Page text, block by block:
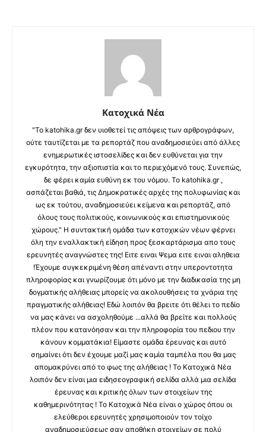
Κατοχικά Νέα
"Το katohika.gr δεν υιοθετεί τις απόψεις των αρθρογράφων,
ούτε ταυτίζεται με τα ρεπορτάζ που αναδημοσιεύει από άλλες
ενημερωτικές ιστοσελίδες και δεν ευθύνεται για την
εγκυρότητα, την αξιοπιστία και το περιεχόμενό τους. Συνεπώς,
δε φέρει καμία ευθύνη εκ του νόμου. Το katohika.gr ,
ασπάζεται βαθιά, τις Δημοκρατικές αρχές της πολυφωνίας και
ως εκ τούτου, αναδημοσιεύει κείμενα και ρεπορτάζ, από
όλους τους πολιτικούς, κοινωνικούς και επιστημονικούς
χώρους." Η συντακτική ομάδα των κατοχικών νέων φέρνει
όλη την εναλλακτική είδηση προς ξεσκαρτάρισμα απο τους
ερευνητές αναγνώστες της! Ειτε ειναι Ψεμα ειτε ειναι αληθεια
!Έχουμε συγκεκριμένη θέση απέναντι στην υπεροντοτητα
πληροφορίας και γνωρίζουμε ότι μόνο με την διαδικασία της μη
δογματικής αλήθειας μπορείς να ακολουθήσεις τα χνάρια της
πραγματικής αλήθειας! Εδώ λοιπόν θα βρειτε ότι θέλει το πεδίο
να μας κάνει να ασχοληθούμε ...αλλά θα βρείτε και πολλούς
πλέον που κατανόησαν και την πληροφορία του πεδιου την
κάνουν κομματάκια! Είμαστε ομάδα έρευνας και αυτό
σημαίνει ότι δεν έχουμε μαζί μας καμία ταμπέλα που θα μας
απομακρύνει από το φως της αλήθειας ! Το Κατοχικά Νέα
λοιπόν δεν είναι μια ειδησεογραφική σελίδα αλλά μια σελίδα
έρευνας και κριτικής όλων των στοιχείων της
καθημερινότητας ! Το Κατοχικά Νέα είναι ο χώρος όπου οι
ελεύθεροι ερευνητές χρησιμοποιούν τον τοίχο
αναδημοσιεύσεως σαν αποθήκη στοιχείων σε πολύ